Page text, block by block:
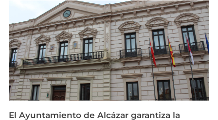
El Ayuntamiento de Alcázar garantiza la